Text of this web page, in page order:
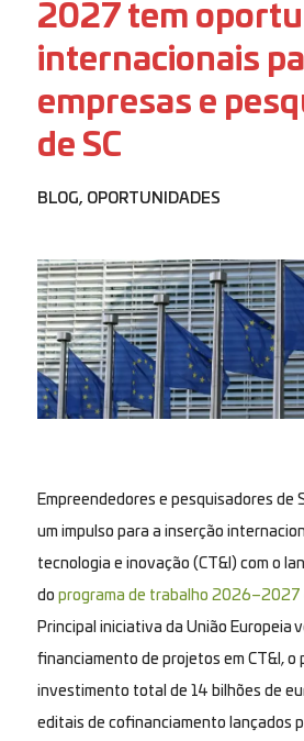
2027 tem
internacionais
empresas e
de SC
BLOG, OPORTUNIDADES
Empreendedores e pesquisadores de
um impulso para a inserção
tecnologia e inovação (CT&I) com o
do programa de trabalho 2026–2027
Principal iniciativa da União Europeia
financiamento de projetos em CT&I, o
investimento total de 14 bilhões de
editais de cofinanciamento lançados